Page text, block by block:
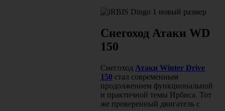
Снегоход Атаки WD
150
Снегоход Атаки Winter Drive
150 стал современным
продолжением функциональной
и практичной темы Ирбиса. Тот
же проверенный двигатель с